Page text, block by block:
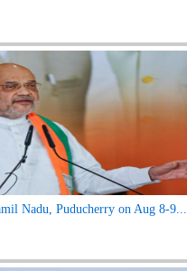
Nadu, Puducherry on Aug 8-9...